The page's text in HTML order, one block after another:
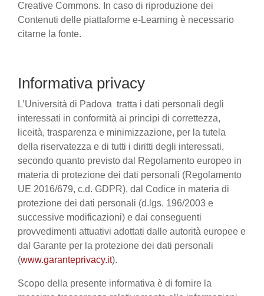
Creative Commons. In caso di riproduzione dei
Contenuti delle piattaforme e-Learning è necessario
citarne la fonte.
Informativa privacy
L’Università di Padova tratta i dati personali degli
interessati in conformità ai principi di correttezza,
liceità, trasparenza e minimizzazione, per la tutela
della riservatezza e di tutti i diritti degli interessati,
secondo quanto previsto dal Regolamento europeo in
materia di protezione dei dati personali (Regolamento
UE 2016/679, c.d. GDPR), dal Codice in materia di
protezione dei dati personali (d.lgs. 196/2003 e
successive modificazioni) e dai conseguenti
provvedimenti attuativi adottati dalle autorità europee e
dal Garante per la protezione dei dati personali
(www.garanteprivacy.it).
Scopo della presente informativa è di fornire la